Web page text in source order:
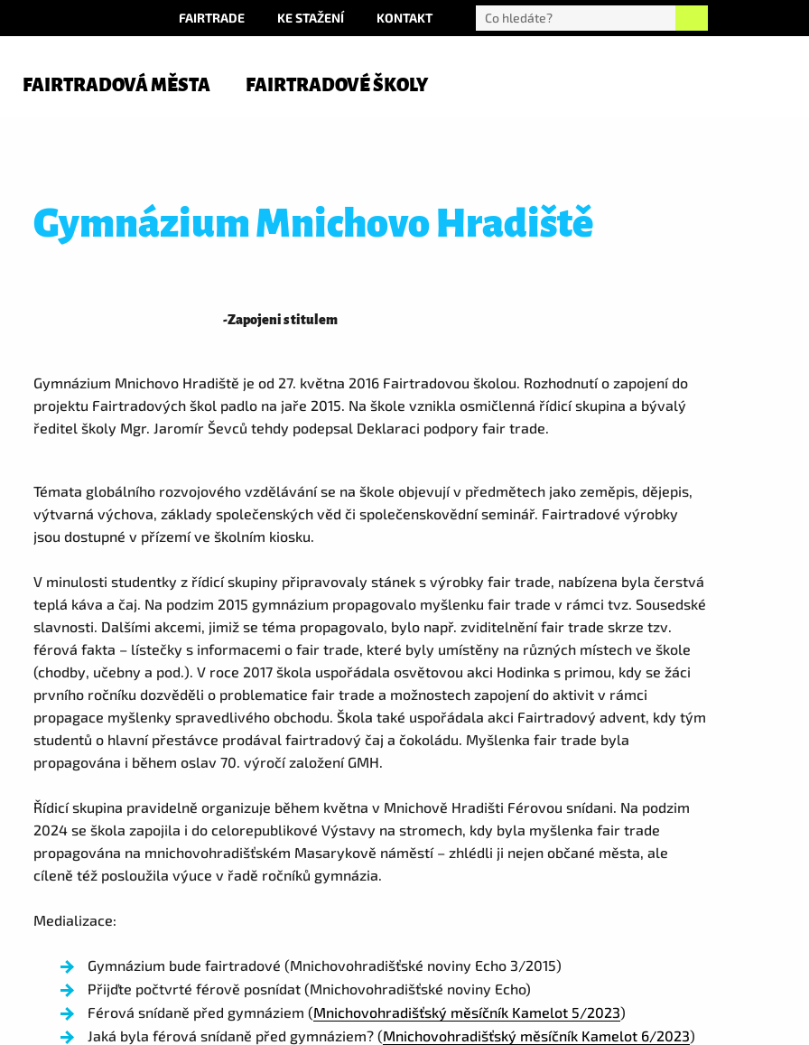
FAIRTRADE KE STAŽENÍ KONTAKT
FAIRTRADOVÁ MĚSTA FAIRTRADOVÉ ŠKOLY
Gymnázium Mnichovo Hradiště
-Zapojeni s titulem
Gymnázium Mnichovo Hradiště je od 27. května 2016 Fairtradovou školou. Rozhodnutí o zapojení do
projektu Fairtradových škol padlo na jaře 2015. Na škole vznikla osmičlenná řídicí skupina a bývalý
ředitel školy Mgr. Jaromír Ševců tehdy podepsal Deklaraci podpory fair trade.
Témata globálního rozvojového vzdělávání se na škole objevují v předmětech jako zeměpis, dějepis,
výtvarná výchova, základy společenských věd či společenskovědní seminář. Fairtradové výrobky
jsou dostupné v přízemí ve školním kiosku.
V minulosti studentky z řídicí skupiny připravovaly stánek s výrobky fair trade, nabízena byla čerstvá
teplá káva a čaj. Na podzim 2015 gymnázium propagovalo myšlenku fair trade v rámci tvz. Sousedské
slavnosti. Dalšími akcemi, jimiž se téma propagovalo, bylo např. zviditelnění fair trade skrze tzv.
férová fakta – lístečky s informacemi o fair trade, které byly umístěny na různých místech ve škole
(chodby, učebny a pod.). V roce 2017 škola uspořádala osvětovou akci Hodinka s primou, kdy se žáci
prvního ročníku dozvěděli o problematice fair trade a možnostech zapojení do aktivit v rámci
propagace myšlenky spravedlivého obchodu. Škola také uspořádala akci Fairtradový advent, kdy tým
studentů o hlavní přestávce prodával fairtradový čaj a čokoládu. Myšlenka fair trade byla
propagována i během oslav 70. výročí založení GMH.
Řídicí skupina pravidelně organizuje během května v Mnichově Hradišti Férovou snídani. Na podzim
2024 se škola zapojila i do celorepublikové Výstavy na stromech, kdy byla myšlenka fair trade
propagována na mnichovohradišťském Masarykově náměstí – zhlédli ji nejen občané města, ale
cíleně též posloužila výuce v řadě ročníků gymnázia.
Medializace:
Gymnázium bude fairtradové (Mnichovohradišťské noviny Echo 3/2015)
Přijďte počtvrté férově posnídat (Mnichovohradišťské noviny Echo)
Férová snídaně před gymnáziem (Mnichovohradišťský měsíčník Kamelot 5/2023)
Jaká byla férová snídaně před gymnáziem? (Mnichovohradišťský měsíčník Kamelot 6/2023)